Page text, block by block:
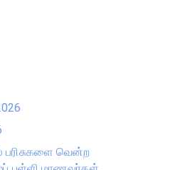
பரிசுகளை வென்ற